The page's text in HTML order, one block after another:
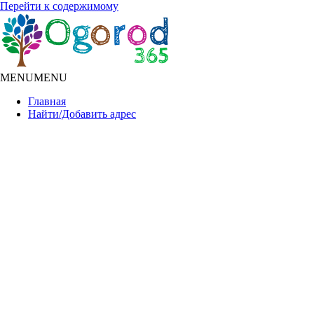
Перейти к содержимому
MENUMENU
Главная
Найти/Добавить адрес